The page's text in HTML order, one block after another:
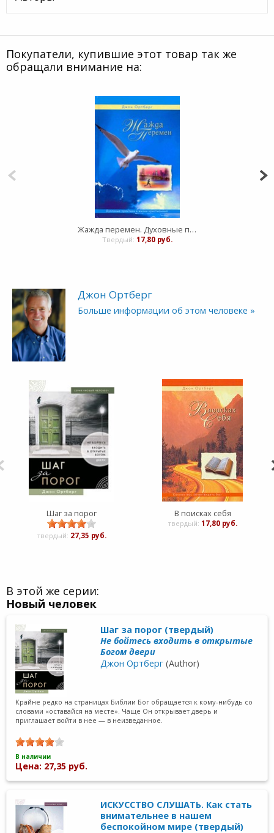
Покупатели, купившие этот товар так же
обращали внимание на:
Жажда перемен. Духовные практики в жизни христианина
Твердый: 17,80 руб.
Джон Ортберг
Больше информации об этом человеке »
Шаг за порог
твердый: 27,35 руб.
В поисках себя
твердый: 17,80 руб.
В этой же серии:
Новый человек
Шаг за порог (твердый)
Не бойтесь входить в открытые
Богом двери
Джон Ортберг (Author)
Крайне редко на страницах Библии Бог обращается к кому-нибудь со
словами «оставайся на месте». Чаще Он открывает дверь и
приглашает войти в нее — в неизведанное.
В наличии
Цена: 27,35 руб.
ИСКУССТВО СЛУШАТЬ. Как стать
внимательнее в нашем
беспокойном мире (твердый)